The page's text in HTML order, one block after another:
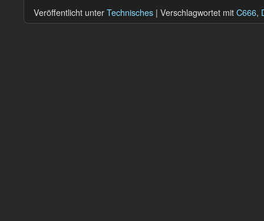
Veröffentlicht unterTechnisches | Verschlagwortet mitC666,